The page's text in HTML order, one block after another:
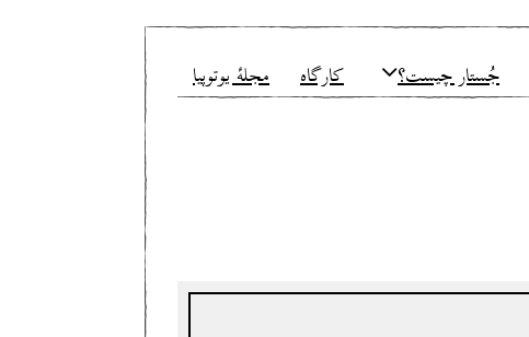
مجلهٔ یوتوپیا کارگاه جُستار چیست؟